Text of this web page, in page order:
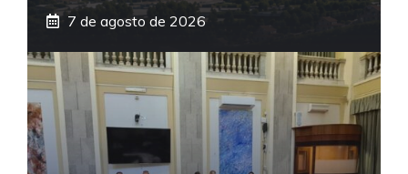
7 de agosto de 2026